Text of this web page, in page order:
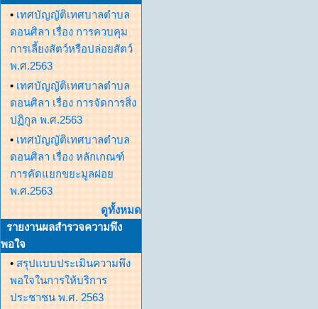
• เทศบัญญัติเทศบาลตำบล
ดอนศิลา เรื่อง การควบคุม
การเลี้ยงสัตว์หรือปล่อยสัตว์
พ.ศ.2563
• เทศบัญญัติเทศบาลตำบล
ดอนศิลา เรื่อง การจัดการสิ่ง
ปฏิกูล พ.ศ.2563
• เทศบัญญัติเทศบาลตำบล
ดอนศิลา เรื่อง หลักเกณฑ์
การคัดแยกขยะมูลฝอย
พ.ศ.2563
ดูทั้งหมด
รายงานผลสำรวจความพึง
พอใจ
• สรุปแบบประเมินความพึง
พอใจในการให้บริการ
ประชาชน พ.ศ. 2563